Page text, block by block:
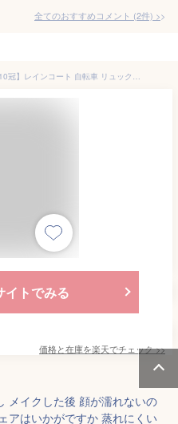
全てのおすすめコメント (2件) >
【クーポンで2480円】【楽天1位 10冠】レインコート 自転車 リュック対応 レディース メンズ ポンチョ ロング丈 カッパ 二重ツバ 通勤 通学 顔が濡れない おしゃれ 防水 撥水 軽い 蒸れない バイク 梅雨 台風 防災 雪 雨具 送迎 保育園 中学生 高校生 レインウェア
イトでみる
価格と在庫を楽天でチェック>>
メイクした後 顔が濡れないの
アはいかがですか 蒸れにくい